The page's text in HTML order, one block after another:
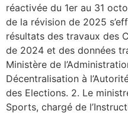
réactivée du 1er au 31
de la révision de 2025
résultats des travaux des
de 2024 et des données
Ministère de
Décentralisation à
des Elections. 2. Le
Sports, chargé de